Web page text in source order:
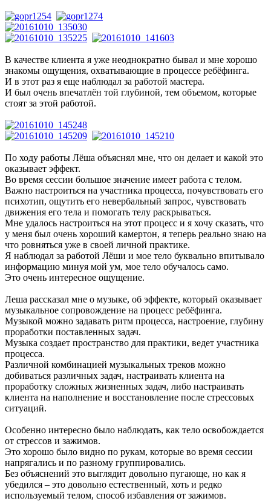
В качестве клиента я уже неоднократно бывал и мне хорошо
знакомы ощущения, охватывающие в процессе ребёфинга.
И в этот раз я еще наблюдал за работой мастера.
И был очень впечатлён той глубиной, тем объемом, которые
стоят за этой работой.
По ходу работы Лёша объяснял мне, что он делает и какой это
оказывает эффект.
Во время сессии большое значение имеет работа с телом.
Важно настроиться на участника процесса, почувствовать его
психотип, ощутить его невербальный запрос, чувствовать
движения его тела и помогать телу раскрываться.
Мне удалось настроиться на этот процесс и я хочу сказать, что
у меня был очень хороший камертон, я теперь реально знаю на
что ровняться уже в своей личной практике.
Я наблюдал за работой Лёши и мое тело буквально впитывало
информацию минуя мой ум, мое тело обучалось само.
Это очень интересное ощущение.
Леша рассказал мне о музыке, об эффекте, который оказывает
музыкальное сопровождение на процесс ребёфинга.
Музыкой можно задавать ритм процесса, настроение, глубину
проработки поставленных задач.
Музыка создает пространство для практики, ведет участника
процесса.
Различной комбинацией музыкальных треков можно
добиваться различных задач, настраивать клиента на
проработку сложных жизненных задач, либо настраивать
клиента на наполнение и восстановление после стрессовых
ситуаций.
Особенно интересно было наблюдать, как тело освобождается
от стрессов и зажимов.
Это хорошо было видно по рукам, которые во время сессии
напрягались и по разному группировались.
Без объяснений это выглядит довольно пугающе, но как я
убедился – это довольно естественный, хоть и редко
используемый телом, способ избавления от зажимов.